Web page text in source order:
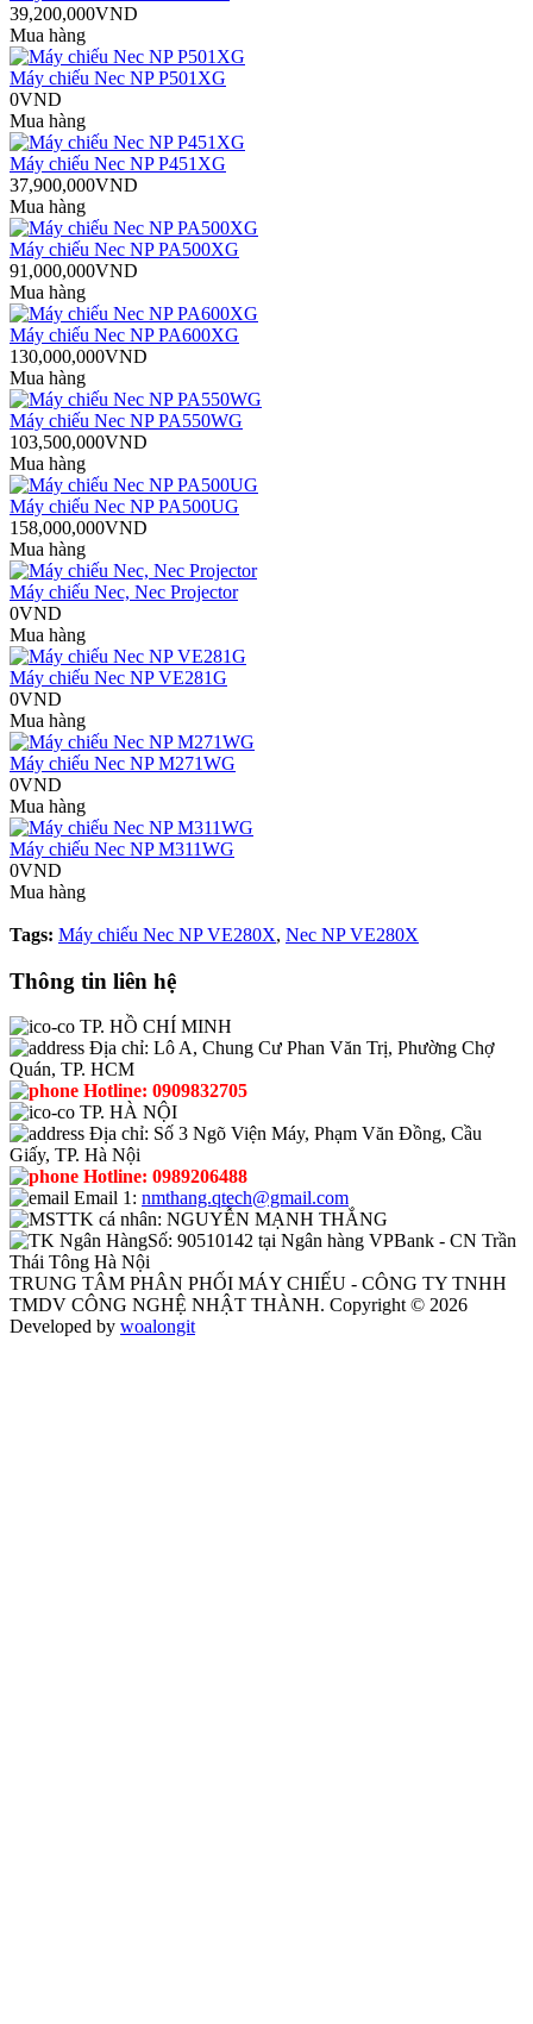
39,200,000VND
Mua hàng
Máy chiếu Nec NP P501XG
0VND
Mua hàng
Máy chiếu Nec NP P451XG
37,900,000VND
Mua hàng
Máy chiếu Nec NP PA500XG
91,000,000VND
Mua hàng
Máy chiếu Nec NP PA600XG
130,000,000VND
Mua hàng
Máy chiếu Nec NP PA550WG
103,500,000VND
Mua hàng
Máy chiếu Nec NP PA500UG
158,000,000VND
Mua hàng
Máy chiếu Nec, Nec Projector
0VND
Mua hàng
Máy chiếu Nec NP VE281G
0VND
Mua hàng
Máy chiếu Nec NP M271WG
0VND
Mua hàng
Máy chiếu Nec NP M311WG
0VND
Mua hàng
Tags: Máy chiếu Nec NP VE280X, Nec NP VE280X
Thông tin liên hệ
TP. HỒ CHÍ MINH
Địa chỉ: Lô A, Chung Cư Phan Văn Trị, Phường Chợ
Quán, TP. HCM
Hotline: 0909832705
TP. HÀ NỘI
Địa chỉ: Số 3 Ngõ Viện Máy, Phạm Văn Đồng, Cầu
Giấy, TP. Hà Nội
Hotline: 0989206488
Email 1: nmthang.qtech@gmail.com
TK cá nhân: NGUYỄN MẠNH THẮNG
Số: 90510142 tại Ngân hàng VPBank - CN Trần
Thái Tông Hà Nội
TRUNG TÂM PHÂN PHỐI MÁY CHIẾU - CÔNG TY TNHH
TMDV CÔNG NGHỆ NHẬT THÀNH. Copyright © 2026
Developed by woalongit